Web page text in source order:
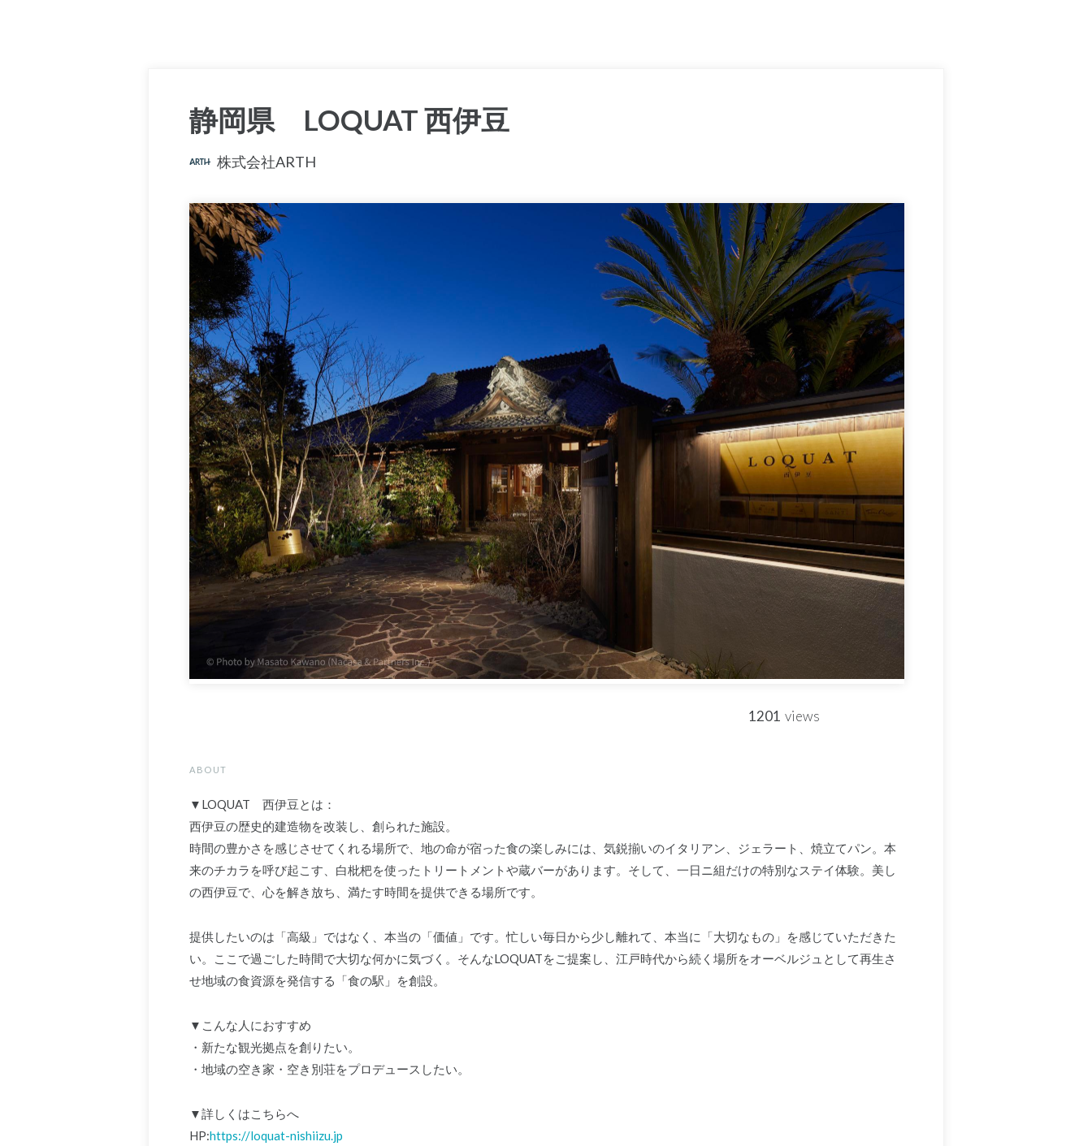
静岡県 LOQUAT 西伊豆
株式会社ARTH
1201 views
ABOUT
▼LOQUAT 西伊豆とは：
西伊豆の歴史的建造物を改装し、創られた施設。
時間の豊かさを感じさせてくれる場所で、地の命が宿った食の楽しみには、気鋭揃いのイタリアン、ジェラート、焼立てパン。本
来のチカラを呼び起こす、白枇杷を使ったトリートメントや蔵バーがあります。そして、一日ニ組だけの特別なステイ体験。美し
の西伊豆で、心を解き放ち、満たす時間を提供できる場所です。
提供したいのは「高級」ではなく、本当の「価値」です。忙しい毎日から少し離れて、本当に「大切なもの」を感じていただきた
い。ここで過ごした時間で大切な何かに気づく。そんなLOQUATをご提案し、江戸時代から続く場所をオーベルジュとして再生さ
せ地域の食資源を発信する「食の駅」を創設。
▼こんな人におすすめ
・新たな観光拠点を創りたい。
・地域の空き家・空き別荘をプロデュースしたい。
▼詳しくはこちらへ
HP:https://loquat-nishiizu.jp